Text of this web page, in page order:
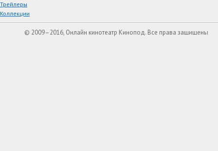
Трейлеры
Коллекции
© 2009–2016, Онлайн кинотеатр Кинопод. Все права защищены